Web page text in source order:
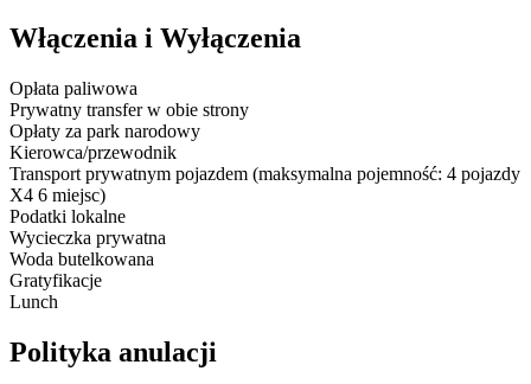
Włączenia i Wyłączenia
Opłata paliwowa
Prywatny transfer w obie strony
Opłaty za park narodowy
Kierowca/przewodnik
Transport prywatnym pojazdem (maksymalna pojemność: 4 pojazdy
X4 6 miejsc)
Podatki lokalne
Wycieczka prywatna
Woda butelkowana
Gratyfikacje
Lunch
Polityka anulacji